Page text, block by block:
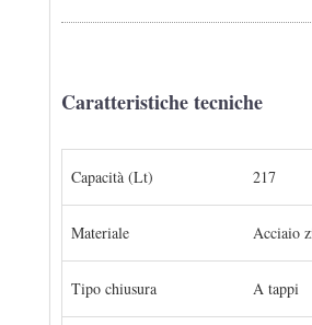
Caratteristiche tecniche
Capacità (Lt) 217
Materiale Acciaio
Tipo chiusura A tappi